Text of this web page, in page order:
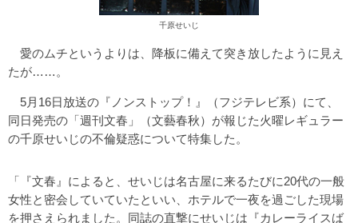
千原せいじ
愛のムチというよりは、降板に備えて突き放したように見え
たが……。
5月16日放送の『ノンストップ！』（フジテレビ系）にて、
同日発売の「週刊文春」（文藝春秋）が報じた火曜レギュラー
の千原せいじの不倫疑惑について特集した。
「『文春』によると、せいじは名古屋に来るたびに20代の一般
女性と密会していていたといい、ホテルで一夜を過ごした現場
を押さえられました。同誌の直撃にせいじは『カレーライスば